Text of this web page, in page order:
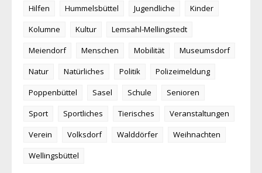
Hilfen
Hummelsbüttel Jugendliche
Kinder
Kolumne
Kultur
Lemsahl-Mellingstedt
Meiendorf
Menschen Mobilität
Museumsdorf
Natur
Natürliches Politik
Polizeimeldung
Poppenbüttel
Sasel Schule
Senioren
Sport
Sportliches Tierisches
Veranstaltungen
Verein
Volksdorf Walddörfer
Weihnachten
Wellingsbüttel